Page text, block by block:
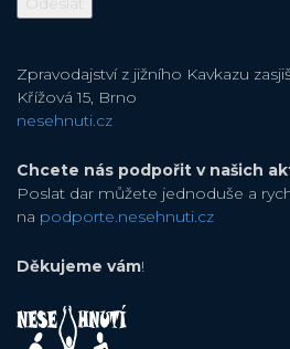
Zpravodajství z jižního Kavkazu
Křížová 15, Brno
nesehnuti.cz
Chcete nás podpořit v našich
Poslat dar můžete jednoduše a
na podporte.nesehnuti.cz
Děkujeme vám!